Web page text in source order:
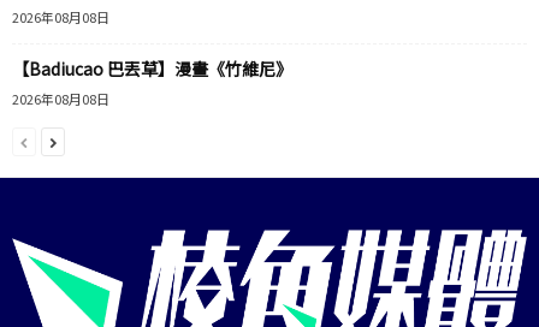
2026年08月08日
【Badiucao 巴丟草】漫畫《竹維尼》
2026年08月08日